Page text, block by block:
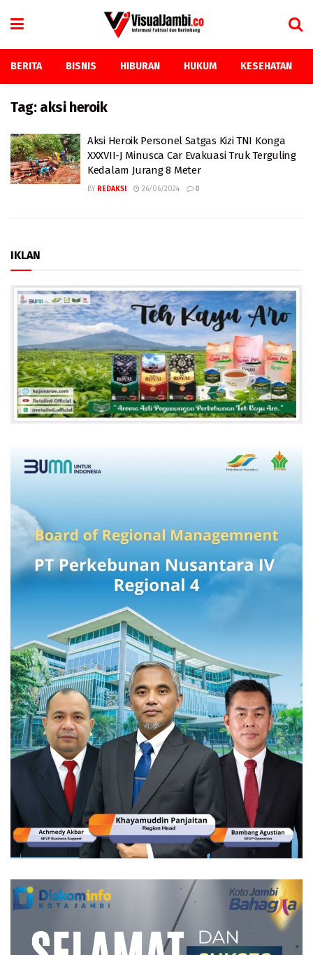
BERITA BISNIS HIBURAN HUKUM KESEHATAN
Tag: aksi heroik
Aksi Heroik Personel Satgas Kizi TNI Konga
XXXVII-J Minusca Car Evakuasi Truk Terguling
Kedalam Jurang 8 Meter
BY REDAKSI 26/06/2024 0
IKLAN